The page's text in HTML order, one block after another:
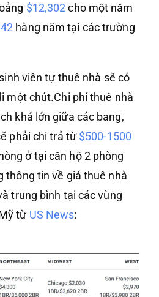
$12,302cho một năm
hàng năm tại các trường
viên tự thuê nhà sẽ có
một chút.Chi phí thuê nhà
khá lớn giữa các bang,
phải chi trả từ$500-1500
ở tại căn hộ 2 phòng
thông tin về giá thuê nhà
trung bình tại các vùng
từ US News: